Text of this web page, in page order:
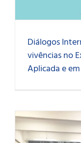
Diálogos
vivências no
Aplicada e